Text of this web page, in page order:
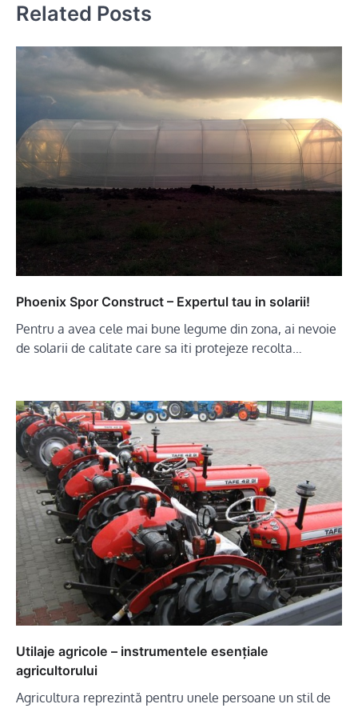
Related Posts
Phoenix Spor Construct – Expertul tau in solarii!
Pentru a avea cele mai bune legume din zona, ai nevoie
de solarii de calitate care sa iti protejeze recolta…
Utilaje agricole – instrumentele esențiale
agricultorului
Agricultura reprezintă pentru unele persoane un stil de